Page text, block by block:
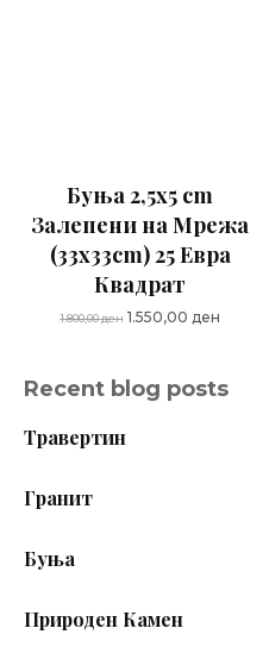
Буња 2,5x5 cm
Залепени на Мрежа
(33x33cm) 25 Евра
Квадрат
1.800,00ден Original
1.800,00 ден.
1.550,00 денCurrent
Recent blog posts
Травертин
Гранит
Буња
Природен Камен